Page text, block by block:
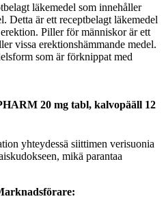
läkemedel som innehåller
Detta är ett receptbelagt läkemedel
Piller för människor är ett
vissa erektionshämmande medel.
som är förknippat med
20 mg tabl, kalvopääll 12
yhteydessä siittimen verisuonia
mikä parantaa